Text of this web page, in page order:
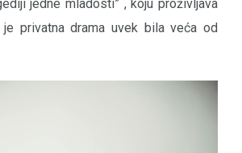
jedne mladosti” , koju proživljava
privatna drama uvek bila veća od